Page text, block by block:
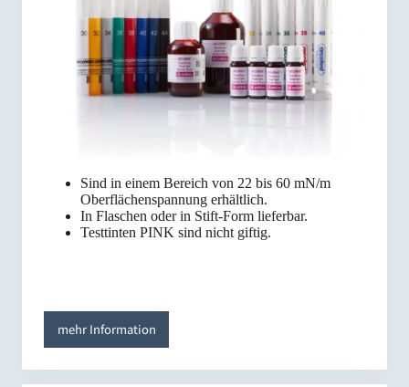
Sind in einem Bereich von 22 bis 60 mN/m
Oberflächenspannung erhältlich.
In Flaschen oder in Stift-Form lieferbar.
Testtinten PINK sind nicht giftig.
mehr Information